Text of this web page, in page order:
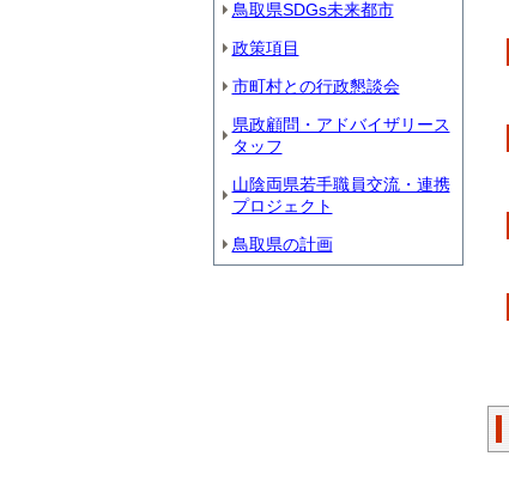
鳥取県SDGs未来都市
政策項目
市町村との行政懇談会
県政顧問・アドバイザリース
タッフ
山陰両県若手職員交流・連携
プロジェクト
鳥取県の計画